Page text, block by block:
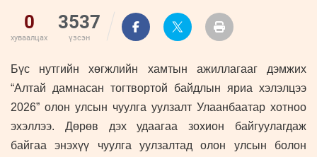
0
хуваалцах
3537
үзсэн
Бүс нутгийн хөгжлийн хамтын ажиллагааг дэмжих
“Алтай дамнасан тогтвортой байдлын яриа хэлэлцээ
2026” олон улсын чуулга уулзалт Улаанбаатар хотноо
эхэллээ. Дөрөв дэх удаагаа зохион байгуулагдаж
байгаа энэхүү чуулга уулзалтад олон улсын болон